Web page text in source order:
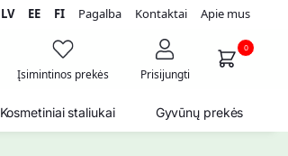
LV EE FI Pagalba Kontaktai Apie mus
Įsimintinos prekės Prisijungti
0
Kosmetiniai staliukai Gyvūnų prekės